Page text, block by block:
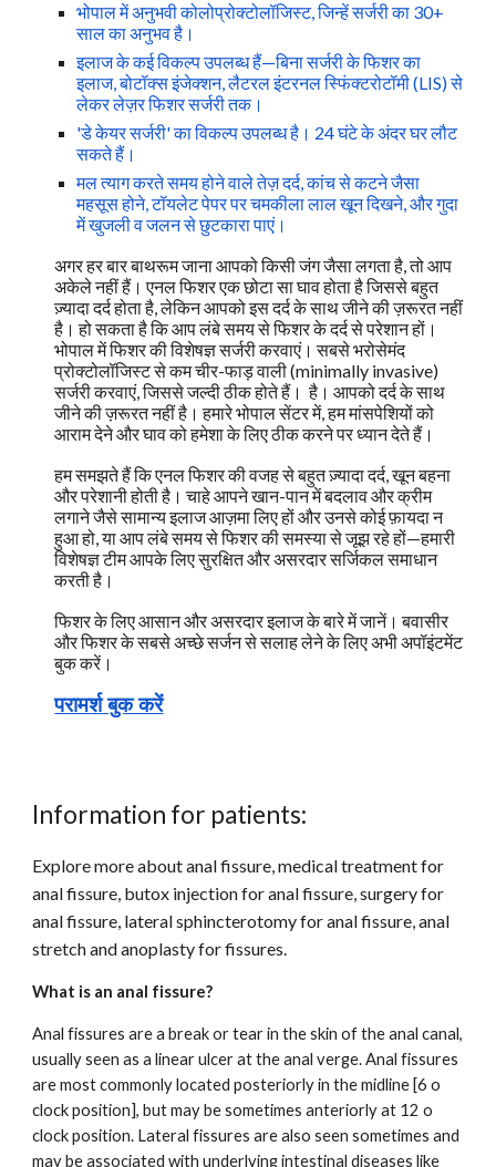
भोपाल में अनुभवी कोलोप्रोक्टोलॉजिस्ट, जिन्हें सर्जरी का 30+
साल का अनुभव है।
इलाज के कई विकल्प उपलब्ध हैं—बिना सर्जरी के फिशर का
इलाज, बोटॉक्स इंजेक्शन, लैटरल इंटरनल स्फिंक्टरोटॉमी (LIS) से
लेकर लेज़र फिशर सर्जरी तक।
'डे केयर सर्जरी' का विकल्प उपलब्ध है। 24 घंटे के अंदर घर लौट
सकते हैं।
मल त्याग करते समय होने वाले तेज़ दर्द, कांच से कटने जैसा
महसूस होने, टॉयलेट पेपर पर चमकीला लाल खून दिखने, और गुदा
में खुजली व जलन से छुटकारा पाएं।
अगर हर बार बाथरूम जाना आपको किसी जंग जैसा लगता है, तो आप
अकेले नहीं हैं। एनल फिशर एक छोटा सा घाव होता है जिससे बहुत
ज़्यादा दर्द होता है, लेकिन आपको इस दर्द के साथ जीने की ज़रूरत नहीं
है। हो सकता है कि आप लंबे समय से फिशर के दर्द से परेशान हों।
भोपाल में फिशर की विशेषज्ञ सर्जरी करवाएं। सबसे भरोसेमंद
प्रोक्टोलॉजिस्ट से कम चीर-फाड़ वाली (minimally invasive)
सर्जरी करवाएं, जिससे जल्दी ठीक होते हैं। है। आपको दर्द के साथ
जीने की ज़रूरत नहीं है। हमारे भोपाल सेंटर में, हम मांसपेशियों को
आराम देने और घाव को हमेशा के लिए ठीक करने पर ध्यान देते हैं।
हम समझते हैं कि एनल फिशर की वजह से बहुत ज़्यादा दर्द, खून बहना
और परेशानी होती है। चाहे आपने खान-पान में बदलाव और क्रीम
लगाने जैसे सामान्य इलाज आज़मा लिए हों और उनसे कोई फ़ायदा न
हुआ हो, या आप लंबे समय से फिशर की समस्या से जूझ रहे हों—हमारी
विशेषज्ञ टीम आपके लिए सुरक्षित और असरदार सर्जिकल समाधान
करतीहै।
फिशर के लिए आसान और असरदार इलाज के बारे में जानें। बवासीर
और फिशर के सबसे अच्छे सर्जन से सलाह लेने के लिए अभी अपॉइंटमेंट
बुक करें।
परामर्श बुक करें
Information for patients:
Explore more about anal fissure, medical treatment for
anal fissure, butox injection for anal fissure, surgery for
anal fissure, lateral sphincterotomy for anal fissure, anal
stretch and anoplasty for fissures.
What is an anal fissure?
Anal fissures are a break or tear in the skin of the anal canal,
usually seen as a linear ulcer at the anal verge. Anal fissures
are most commonly located posteriorly in the midline [6 o
clock position], but may be sometimes anteriorly at 12 o
clock position. Lateral fissures are also seen sometimes and
may be associated with underlying intestinal diseases like